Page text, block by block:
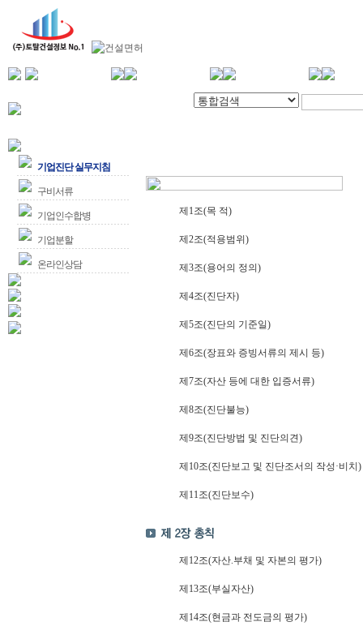
기업진단 실무지침
구비서류
기업인수합병
기업분할
온라인상담
제1조(목 적)
제2조(적용범위)
제3조(용어의 정의)
제4조(진단자)
제5조(진단의 기준일)
제6조(장표와 증빙서류의 제시 등)
제7조(자산 등에 대한 입증서류)
제8조(진단불능)
제9조(진단방법 및 진단의견)
제10조(진단보고 및 진단조서의 작성·비치)
제11조(진단보수)
제12조(자산.부채 및 자본의 평가)
제13조(부실자산)
제14조(현금과 전도금의 평가)